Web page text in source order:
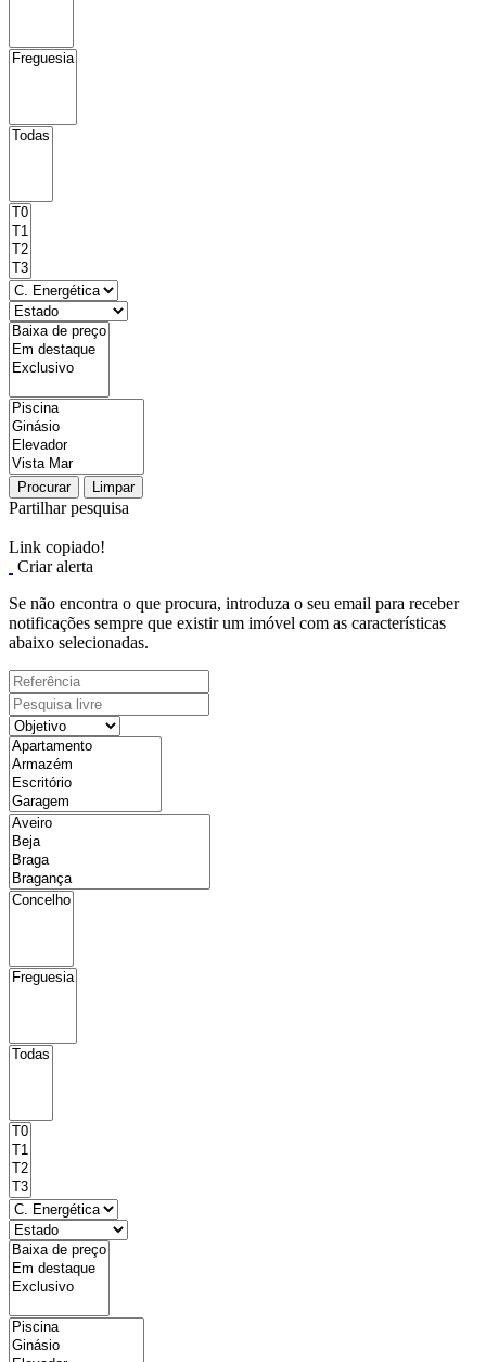
Procurar Limpar
Partilhar pesquisa
Link copiado!
Criar alerta
Se não encontra o que procura, introduza o seu email para receber
notificações sempre que existir um imóvel com as características
abaixo selecionadas.